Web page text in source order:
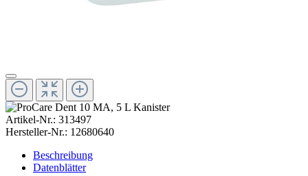
Artikel-Nr.: 313497
Hersteller-Nr.: 12680640
Beschreibung
Datenblätter